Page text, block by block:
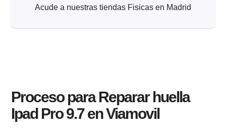
Acude a nuestras tiendas Fisicas en Madrid
Proceso para Reparar huella
Ipad Pro 9.7 en Viamovil